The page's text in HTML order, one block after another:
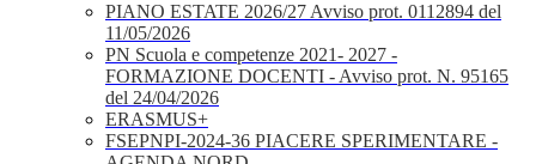
PIANO ESTATE 2026/27 Avviso prot. 0112894 del
11/05/2026
PN Scuola e competenze 2021- 2027 -
FORMAZIONE DOCENTI - Avviso prot. N. 95165
del 24/04/2026
ERASMUS+
FSEPNPI-2024-36 PIACERE SPERIMENTARE -